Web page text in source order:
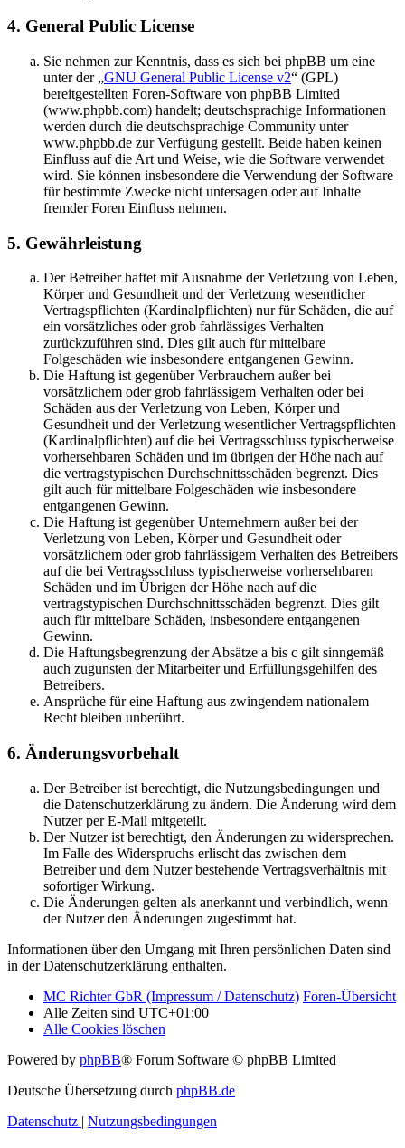
4. General Public License
Sie nehmen zur Kenntnis, dass es sich bei phpBB um eine
unter der „GNU General Public License v2“ (GPL)
bereitgestellten Foren-Software von phpBB Limited
(www.phpbb.com) handelt; deutschsprachige Informationen
werden durch die deutschsprachige Community unter
www.phpbb.de zur Verfügung gestellt. Beide haben keinen
Einfluss auf die Art und Weise, wie die Software verwendet
wird. Sie können insbesondere die Verwendung der Software
für bestimmte Zwecke nicht untersagen oder auf Inhalte
fremder Foren Einfluss nehmen.
5. Gewährleistung
Der Betreiber haftet mit Ausnahme der Verletzung von Leben,
Körper und Gesundheit und der Verletzung wesentlicher
Vertragspflichten (Kardinalpflichten) nur für Schäden, die auf
ein vorsätzliches oder grob fahrlässiges Verhalten
zurückzuführen sind. Dies gilt auch für mittelbare
Folgeschäden wie insbesondere entgangenen Gewinn.
Die Haftung ist gegenüber Verbrauchern außer bei
vorsätzlichem oder grob fahrlässigem Verhalten oder bei
Schäden aus der Verletzung von Leben, Körper und
Gesundheit und der Verletzung wesentlicher Vertragspflichten
(Kardinalpflichten) auf die bei Vertragsschluss typischerweise
vorhersehbaren Schäden und im übrigen der Höhe nach auf
die vertragstypischen Durchschnittsschäden begrenzt. Dies
gilt auch für mittelbare Folgeschäden wie insbesondere
entgangenen Gewinn.
Die Haftung ist gegenüber Unternehmern außer bei der
Verletzung von Leben, Körper und Gesundheit oder
vorsätzlichem oder grob fahrlässigem Verhalten des Betreibers
auf die bei Vertragsschluss typischerweise vorhersehbaren
Schäden und im Übrigen der Höhe nach auf die
vertragstypischen Durchschnittsschäden begrenzt. Dies gilt
auch für mittelbare Schäden, insbesondere entgangenen
Gewinn.
Die Haftungsbegrenzung der Absätze a bis c gilt sinngemäß
auch zugunsten der Mitarbeiter und Erfüllungsgehilfen des
Betreibers.
Ansprüche für eine Haftung aus zwingendem nationalem
Recht bleiben unberührt.
6. Änderungsvorbehalt
Der Betreiber ist berechtigt, die Nutzungsbedingungen und
die Datenschutzerklärung zu ändern. Die Änderung wird dem
Nutzer per E-Mail mitgeteilt.
Der Nutzer ist berechtigt, den Änderungen zu widersprechen.
Im Falle des Widerspruchs erlischt das zwischen dem
Betreiber und dem Nutzer bestehende Vertragsverhältnis mit
sofortiger Wirkung.
Die Änderungen gelten als anerkannt und verbindlich, wenn
der Nutzer den Änderungen zugestimmt hat.
Informationen über den Umgang mit Ihren persönlichen Daten sind
in der Datenschutzerklärung enthalten.
MC Richter GbR (Impressum / Datenschutz) Foren-Übersicht
Alle Zeiten sind UTC+01:00
Alle Cookies löschen
Powered by phpBB® Forum Software © phpBB Limited
Deutsche Übersetzung durch phpBB.de
Datenschutz | Nutzungsbedingungen